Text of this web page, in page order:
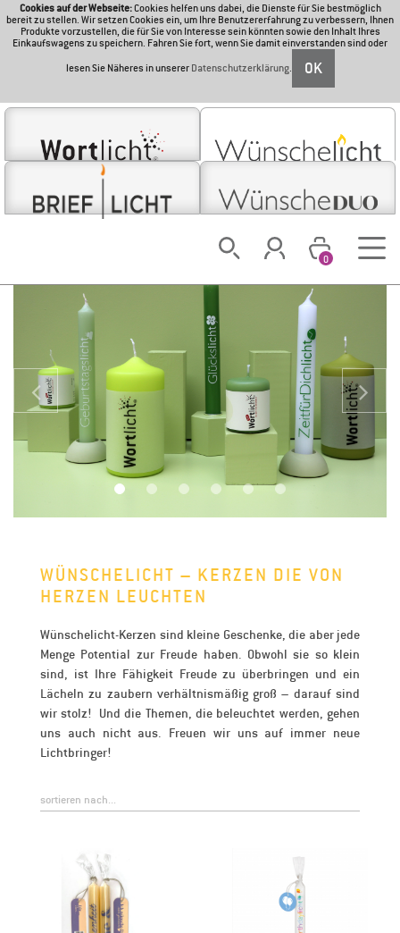
Cookies auf der Webseite:Cookies helfen uns dabei, die Dienste für Sie bestmöglich
bereit zu stellen. Wir setzen Cookies ein, um Ihre Benutzererfahrung zu verbessern, Ihnen
Produkte vorzustellen, die für Sie von Interesse sein könnten sowie den Inhalt Ihres
Einkaufswagens zu speichern. Fahren Sie fort, wenn Sie damit einverstanden sind oder
lesen Sie Näheres in unsererDatenschutzerklärung. OK
0
WÜNSCHELICHT – KERZEN DIE VON
HERZEN LEUCHTEN
Wünschelicht-Kerzen sind kleine Geschenke, die aber jede
Menge Potential zur Freude haben. Obwohl sie so klein
sind, ist Ihre Fähigkeit Freude zu überbringen und ein
Lächeln zu zaubern verhältnismäßig groß – darauf sind
wir stolz! Und die Themen, die beleuchtet werden, gehen
uns auch nicht aus. Freuen wir uns auf immer neue
Lichtbringer!